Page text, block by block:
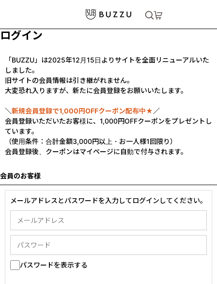
ログイン
「BUZZU」は2025年12月15日よりサイトを全面リニューアルいた
しました。
旧サイトの会員情報は引き継がれません。
大変恐れ入りますが、新たに会員登録をお願いいたします。
＼新規会員登録で1,000円OFFクーポン配布中★ ／
会員登録いただいたお客様に、1,000円OFFクーポンをプレゼントし
ています。
（使用条件：合計金額3,000円以上・お一人様1回限り）
会員登録後、クーポンはマイページに自動で付与されます。
会員のお客様
メールアドレスとパスワードを入力してログインしてください。
パスワードを表示する